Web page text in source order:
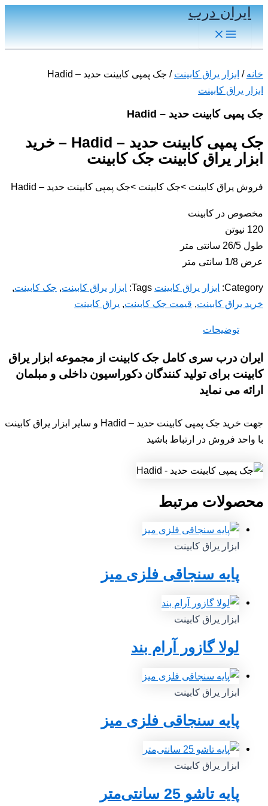
پرش
به
محتوا
ایران درب
Main
Menu
خانه / ابزار یراق کابینت / جک پمپی کابینت حدید – Hadid
ابزار یراق کابینت
جک پمپی کابینت حدید – Hadid
جک پمپی کابینت حدید – Hadid – خرید
ابزار یراق کابینت جک کابینت
فروش یراق کابینت >جک کابینت >جک پمپی کابینت حدید – Hadid
مخصوص در کابینت
120 نیوتن
طول 26/5 سانتی متر
عرض 1/8 سانتی متر
Category: ابزار یراق کابینت Tags: ابزار یراق کابینت, جک کابینت,
خرید یراق کابینت, قیمت جک کابینت, یراق کابینت
توضیحات
ایران درب سری کامل جک کابینت از مجموعه ابزار یراق
کابینت برای تولید کنندگان دکوراسیون داخلی و مبلمان
ارائه می نماید
جهت خرید جک پمپی کابینت حدید – Hadid و سایر ابزار یراق کابینت
با واحد فروش در ارتباط باشید
محصولات مرتبط
ابزار یراق کابینت
پایه سنجاقی فلزی میز
ابزار یراق کابینت
لولا گازور آرام بند
ابزار یراق کابینت
پایه سنجاقی فلزی میز
ابزار یراق کابینت
پایه تاشو 25 سانتی‌متر